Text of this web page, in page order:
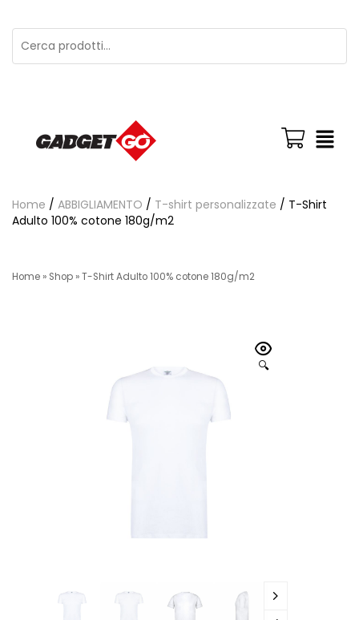
Home / ABBIGLIAMENTO / T-shirt personalizzate / T-Shirt
Adulto 100% cotone 180g/m2
Home » Shop »T-Shirt Adulto 100% cotone 180g/m2
🔍